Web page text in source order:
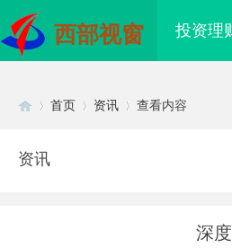
西部视窗 投资理
首页 资讯 查看内容
资讯
深